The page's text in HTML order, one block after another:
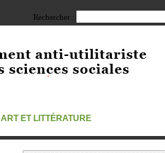
Rechercher :
ART ET LITTÉRATURE